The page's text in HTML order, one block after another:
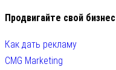
Продвигайте свой бизнес
Как дать рекламу
CMG Marketing